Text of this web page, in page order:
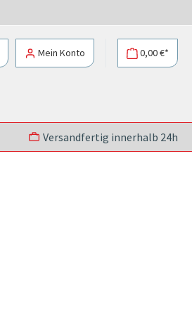
Mein Konto 0,00 €*
Versandfertig innerhalb 24h